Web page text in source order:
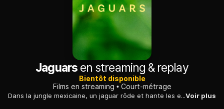
Jaguarsen streaming & replay
Bientôt disponible
Films en streaming
Court-métrage
Dans la jungle mexicaine, un jaguar rôde et hante les esprits. Un enfant qui perd peu à peu la vue s'approche dangereusement de ce redoutable prédateur.Voir plus